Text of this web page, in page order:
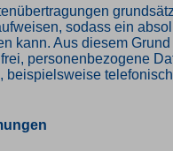
sodass ein
kann. Aus diesem
personenbezogene
beispielsweise